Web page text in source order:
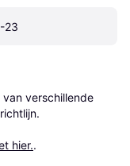
23
verschillende
hier..